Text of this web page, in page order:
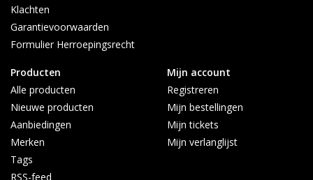
Klachten
Garantievoorwaarden
Formulier Herroepingsrecht
Producten
Alle producten
Nieuwe producten
Aanbiedingen
Merken
Tags
RSS-feed
Mijn account
Registreren
Mijn bestellingen
Mijn tickets
Mijn verlanglijst